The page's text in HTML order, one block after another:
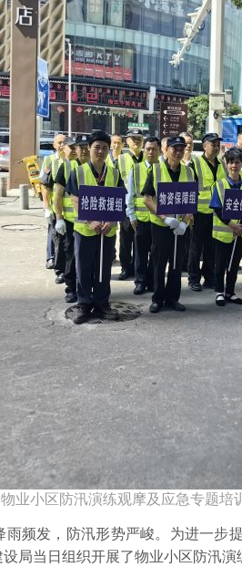
业小区防汛演练观摩及应急专题培
发，防汛形势严峻。为进一步
局当日组织开展了物业小区防汛演